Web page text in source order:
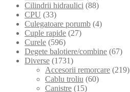
Cilindrii hidraulici (88)
CPU (33)
Culegatoare porumb (4)
Cuple rapide (27)
Curele (596)
Degete balotiere/combine (67)
Diverse (1731)
Accesorii remorcare (219)
Cablu troliu (60)
Canistre (15)